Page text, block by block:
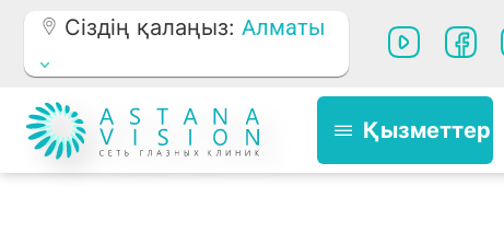
Сіздің қалаңыз: Алматы
Қызметтер